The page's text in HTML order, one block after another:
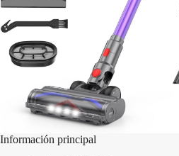
Información principal